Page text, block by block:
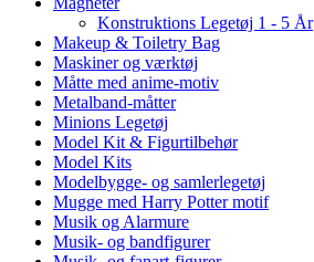
Konstruktions Legetøj 1 - 5 År
Makeup & Toiletry Bag
Maskiner og værktøj
Måtte med anime-motiv
Metalband-måtter
Minions Legetøj
Model Kit & Figurtilbehør
Model Kits
Modelbygge- og samlerlegetøj
Mugge med Harry Potter motif
Musik og Alarmure
Musik- og bandfigurer